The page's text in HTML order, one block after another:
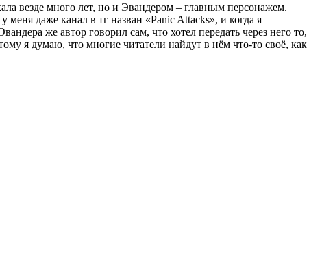
везде много лет, но и Эвандером – главным персонажем.
даже канал в тг назван «Panic Attacks», и когда я
же автор говорил сам, что хотел передать через него то,
я думаю, что многие читатели найдут в нём что-то своё, как